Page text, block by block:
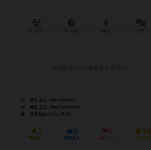
沙月 みと（Mito Satsuki）
榛名 まお（Mao Tsubakina）
合資会社ロール（Roll）
3
興味あり
2
経験あり
0
お気に入り
18
持ってる